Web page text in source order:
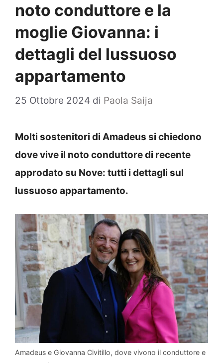
noto conduttore e la
moglie Giovanna: i
dettagli del lussuoso
appartamento
25 Ottobre 2024 di Paola Saija
Molti sostenitori di Amadeus si chiedono
dove vive il noto conduttore di recente
approdato su Nove: tutti i dettagli sul
lussuoso appartamento.
Amadeus e Giovanna Civitillo, dove vivono il conduttore e